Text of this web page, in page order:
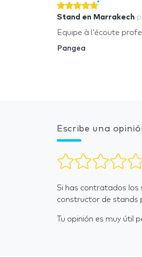
Stand en Marrakech
Equipe à l'écoute
Pangea
Escribe una
Si has contratados los
constructor de stands
Tu opinión es muy útil